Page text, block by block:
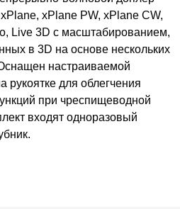
xPlane PW, xPlane CW,
Live 3D c масштабированием,
в 3D на основе нескольких
настраиваемой
рукоятке для облегчения
при чреспищеводной
входят одноразовый